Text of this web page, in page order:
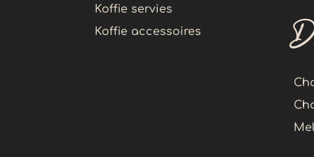
Koffie servies
Koffie accessoires